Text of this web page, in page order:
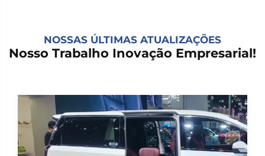
NOSSAS ÚLTIMAS ATUALIZAÇÕES
Nosso Trabalho Inovação Empresarial!